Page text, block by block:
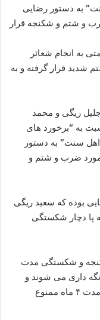
به دستور رضایی
و شتم و شکنجه قرار
به انجام شعائر
شدید قرار گرفته و به
ریگی و محمد
به “برخورد های
سنت” به دستور
ضرب و شتم و
بوده که سعید ریگی
پا دچار شکستگی
و شکستگی مدت
داری می شوند و
پس از مراجعه خانواده به آنها گفته شده که مدت ۴ ماه ممنوع